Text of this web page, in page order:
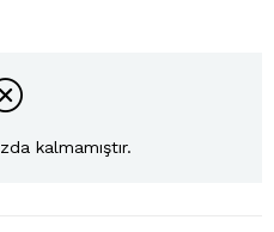
kalmamıştır.